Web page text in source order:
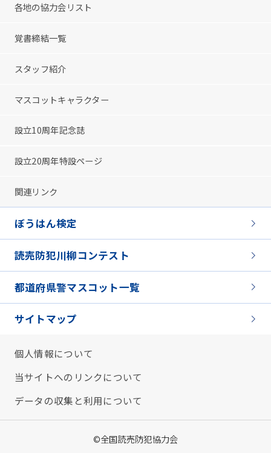
各地の協力会リスト
覚書締結一覧
スタッフ紹介
マスコットキャラクター
設立10周年記念誌
設立20周年特設ページ
関連リンク
ぼうはん検定
読売防犯川柳コンテスト
都道府県警マスコット一覧
サイトマップ
個人情報について
当サイトへのリンクについて
データの収集と利用について
©全国読売防犯協力会